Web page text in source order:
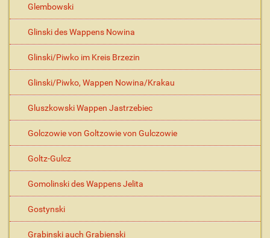
Glembowski
Glinski des Wappens Nowina
Glinski/Piwko im Kreis Brzezin
Glinski/Piwko, Wappen Nowina/Krakau
Gluszkowski Wappen Jastrzebiec
Golczowie von Goltzowie von Gulczowie
Goltz-Gulcz
Gomolinski des Wappens Jelita
Gostynski
Grabinski auch Grabienski